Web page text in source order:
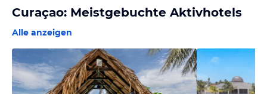
Curaçao: Meistgebuchte Aktivhotels
Alle anzeigen